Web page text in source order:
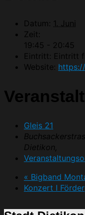
Datum: 1. Juni
Zeit:
19:45 - 20:45
Eintritt: Eintritt
Website:
Gleis 21
Dietikon,
« Bigband
Konzert I